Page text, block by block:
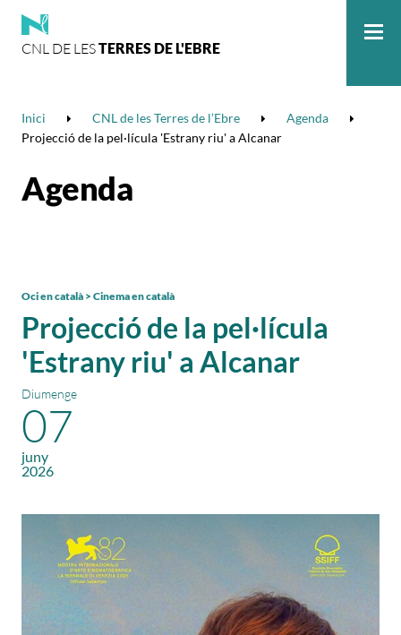
CNL DE LESTERRES DE L'EBRE
Inici CNL de les Terres de l’Ebre
Agenda
Projecció de la pel·lícula 'Estrany riu' a Alcanar
Agenda
Projecció de la pel·lícula
'Estrany riu' a Alcanar
Oci en català > Cinema en català
Diumenge
07
juny
2026